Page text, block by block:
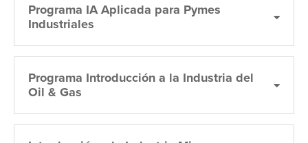
Programa IA Aplicada para Pymes
Industriales
Programa Introducción a la Industria del
Oil & Gas